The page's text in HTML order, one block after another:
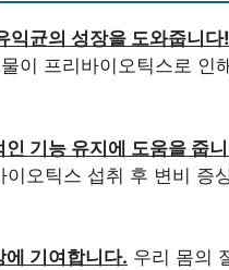
익균의 성장을 도와줍니다!
이 프리바이오틱스로 인
인 기능 유지에 도움을 줍
오틱스 섭취 후 변비 증
에 기여합니다. 우리 몸의